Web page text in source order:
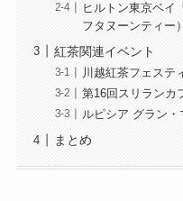
ヒルトン東京ベイ
フタヌーンティー
紅茶関連イベント
川越紅茶フェステ
第16回スリランカ
ルピシア グラン
まとめ